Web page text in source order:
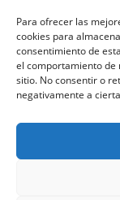
Para ofrecer las
cookies para
consentimiento de
el comportamiento de
sitio. No consentir o
negativamente a
Grup
Mataró
Copyright ©
Mataró.